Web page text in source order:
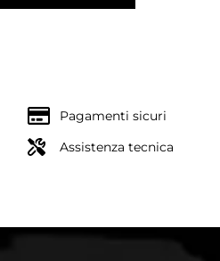
Pagamenti sicuri
Assistenza tecnica